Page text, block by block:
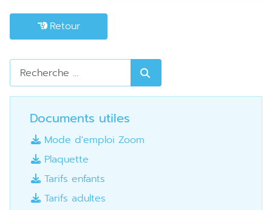
Retour
Rechercher
Documents utiles
Mode d'emploi Zoom
Plaquette
Tarifs enfants
Tarifs adultes